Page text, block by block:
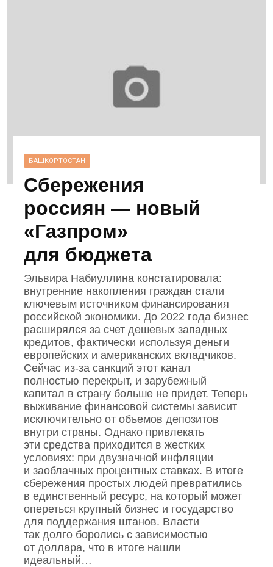
БАШКОРТОСТАН
Сбережения
россиян — новый
«Газпром»
для бюджета
Эльвира Набиуллина констатировала:
внутренние накопления граждан стали
ключевым источником финансирования
российской экономики. До 2022 года бизнес
расширялся за счет дешевых западных
кредитов, фактически используя деньги
европейских и американских вкладчиков.
Сейчас из‑за санкций этот канал
полностью перекрыт, и зарубежный
капитал в страну больше не придет. Теперь
выживание финансовой системы зависит
исключительно от объемов депозитов
внутри страны. Однако привлекать
эти средства приходится в жестких
условиях: при двузначной инфляции
и заоблачных процентных ставках. В итоге
сбережения простых людей превратились
в единственный ресурс, на который может
опереться крупный бизнес и государство
для поддержания штанов. Власти
так долго боролись с зависимостью
от доллара, что в итоге нашли
идеальный…